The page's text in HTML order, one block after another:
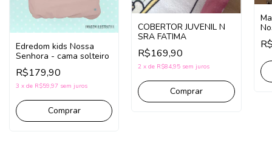
Edredom kids Nossa
Senhora - cama solteiro
R$179,90
3 x de R$59,97 sem juros
COBERTOR JUVENIL N
SRA FATIMA
R$169,90
2 xde R$84,95 sem juros